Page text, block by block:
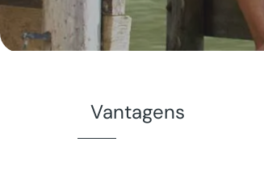
Vantagens